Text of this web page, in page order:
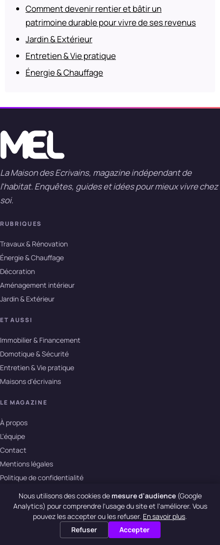
Comment devenir rentier et bâtir un
patrimoine durable pour vivre de ses revenus
Jardin & Extérieur
Entretien & Vie pratique
Énergie & Chauffage
La Maison des Ecrivains, magazine indépendant de
l'habitat. Enquêtes, guides et idées pour mieux vivre chez
soi.
RUBRIQUES
Travaux & Rénovation
Énergie & Chauffage
Décoration
Aménagement intérieur
Jardin & Extérieur
ET AUSSI
Immobilier & Financement
Domotique & Sécurité
Entretien & Vie pratique
Maisons d'écrivains
LE MAGAZINE
À propos
L'équipe
Contact
Mentions légales
Politique de confidentialité
© 2026 La Maison des Ecrivains · m-e-l.fr
Nous utilisons des cookies de mesure d'audience(Google
Analytics) pour comprendre l'usage du site et l'améliorer. Vous
pouvez les accepter ou les refuser. En savoir plus.
Refuser
Accepter